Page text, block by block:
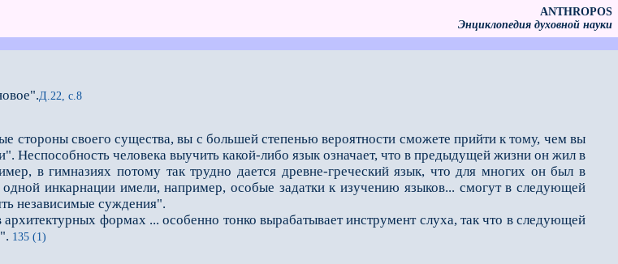
ANTHROPOS
Энциклопедия духовной науки
Д.22, с.8
стороны своего существа, вы с большей степенью вероятнос­ти сможете прийти к тому, чем вы
Неспособность человека выучить какой-либо язык означает, что в предыдущей жизни он жил в
в гимназиях потому так трудно дается древне-греческий язык, что для многих он был в
инкарнации имели, например, особые задатки к изучению языков... смогут в следующей
независимые суждения".
формах ... особенно тонко вырабатывает инстру­мент слуха, так что в следующей
135 (1)